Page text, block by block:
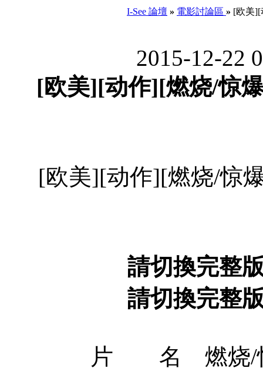
I-See 論壇 » 電影討論區 » [欧美][
2015-12-22
[欧美][动作][燃烧/惊
[欧美][动作][燃烧/惊
請切換完整
請切換完整
片 名 燃烧/惊